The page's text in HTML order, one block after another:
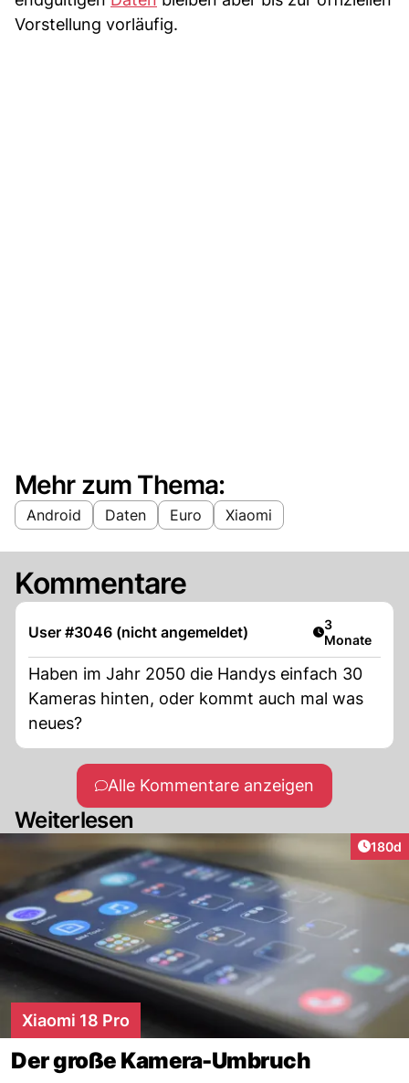
Vorstellung vorläufig.
Mehr zum Thema:
Android Daten Euro Xiaomi
Kommentare
User #3046 (nicht angemeldet) Artikel
3
Monate
Haben im Jahr 2050 die Handys einfach 30
Kameras hinten, oder kommt auch mal was
neues?
Alle Kommentare anzeigen
Weiterlesen
180d
Xiaomi 18 Pro
Der große Kamera-Umbruch